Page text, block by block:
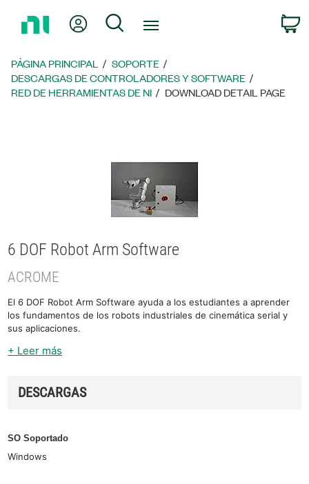
página
principal
Mi cuentaBúsqueda
PÁGINA PRINCIPAL
SOPORTE
DESCARGAS DE CONTROLADORES Y SOFTWARE
RED DE HERRAMIENTAS DE NI
DOWNLOAD DETAIL PAGE
6 DOF Robot Arm Software
ACROME
El 6 DOF Robot Arm Software ayuda a los estudiantes a aprender
los fundamentos de los robots industriales de cinemática serial y
sus aplicaciones.
+ Leer más
DESCARGAS
SO Soportado
Windows